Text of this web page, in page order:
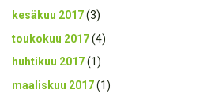
kesäkuu 2017(3)
toukokuu 2017(4)
huhtikuu 2017(1)
maaliskuu 2017(1)